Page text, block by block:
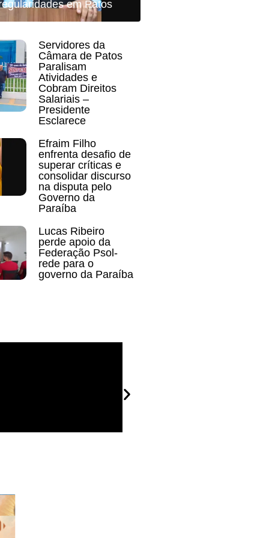
em Patos
Servidores da
Câmara de Patos
Paralisam
Atividades e
Cobram Direitos
Salariais –
Presidente
Esclarece
Efraim Filho
enfrenta desafio de
superar críticas e
consolidar discurso
na disputa pelo
Governo da
Paraíba
Lucas Ribeiro
perde apoio da
Federação Psol-
rede para o
governo da Paraíba